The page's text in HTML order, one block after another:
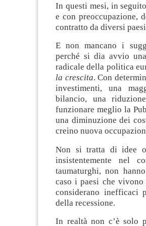
In questi mesi, in
e con preoccupazione,
contratto da diversi
E non mancano i
perché si dia avvio
radicale della politica
la crescita. Con
investimenti, una
bilancio, una
funzionare meglio la
una diminuzione dei
creino nuova
Non si tratta di idee
insistentemente nel
taumaturghi, non
caso i paesi che
considerano inefficaci
della recessione.
In realtà non c’è solo